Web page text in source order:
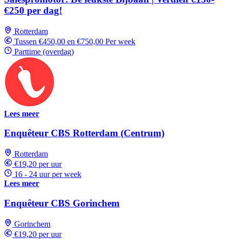
€250 per dag!
Rotterdam
Tussen €450,00 en €750,00 Per week
Parttime (overdag)
Lees meer
Enquêteur CBS Rotterdam (Centrum)
Rotterdam
€19,20 per uur
16 - 24 uur per week
Lees meer
Enquêteur CBS Gorinchem
Gorinchem
€19,20 per uur